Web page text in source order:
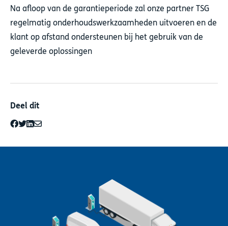
Na afloop van de garantieperiode zal onze partner TSG
regelmatig onderhoudswerkzaamheden uitvoeren en de
klant op afstand ondersteunen bij het gebruik van de
geleverde oplossingen
Deel dit